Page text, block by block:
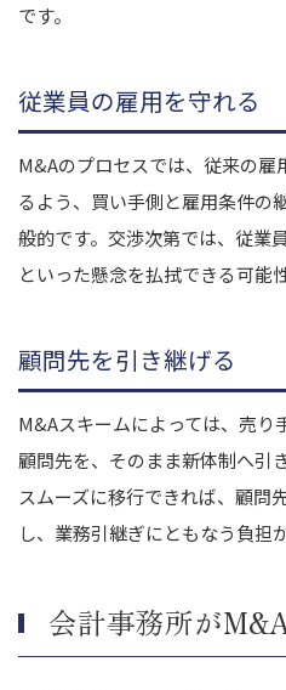
です。
従業員の雇用を守れる
M&Aのプロセスでは、従来の
るよう、買い手側と雇用条件の
般的です。交渉次第では、従業
といった懸念を払拭できる可能
顧問先を引き継げる
M&Aスキームによっては、売り
顧問先を、そのまま新体制へ引
スムーズに移行できれば、顧問
し、業務引継ぎにともなう負担
会計事務所が